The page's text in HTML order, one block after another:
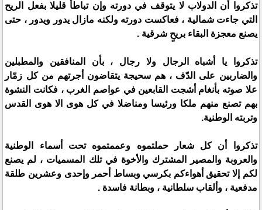
تذكروا أن الدولاب لا يتوقف في دورته وإن تباطأ قليلا بفعل الريح
التي جاءت شمالية ، فعاكست دورته ولكنه مازال يدور ويدور ، حتى
يصنع معجزة البقاء بريحٍ شرقية .
تذكروا يا أشباه الرجال ولا رجال ، بأن المنافقين والمطبلين
والضاربين على الدّف ، هم سحيجة يتقاضون أجرتهم من كل زمّار
علا صوته بأنغام أشجت القابعين في عواصم الغرب ، فكانت النشوة
بهم تصنع منهم ملكا ورئيسا ومناضلا في كل هوى الا هوى القدس
وتربته الوطنية.
تذكروا أن كل شعار حملتموه وعممتموه تحت أسماء الوطنية
والعروبة والمصير المشترك والأخوة في تلك المسميات ، لم يصنع
لكم إلا تحقيق أهواءكم بكرسي وبساط أحمر وإحدى وعشرين طلقة
مدفعية ، وألقاب سلطانية ، وبطانة فاسدة .